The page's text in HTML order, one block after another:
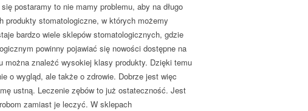
postaramy to nie mamy problemu, aby na długo
produkty stomatologiczne, w których możemy
bardzo wiele sklepów stomatologicznych, gdzie
powinny pojawiać się nowości dostępne na
można znależć wysokiej klasy produkty. Dzięki temu
o wygląd, ale także o zdrowie. Dobrze jest więc
ustną. Leczenie zębów to już ostateczność. Jest
zamiast je leczyć. W sklepach